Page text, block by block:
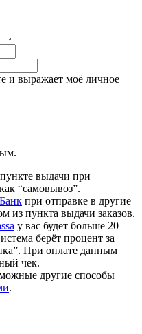
и выражает моё личное
выдачи при
“самовывоз”.
при отправке в другие
из пункта выдачи заказов.
у вас будет больше 20
берёт процент за
При оплате данным
чек.
другие способы
.